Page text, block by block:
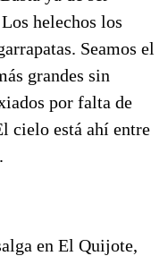
helechos los
Seamos el
grandes sin
por falta de
cielo está ahí entre
en El Quijote,